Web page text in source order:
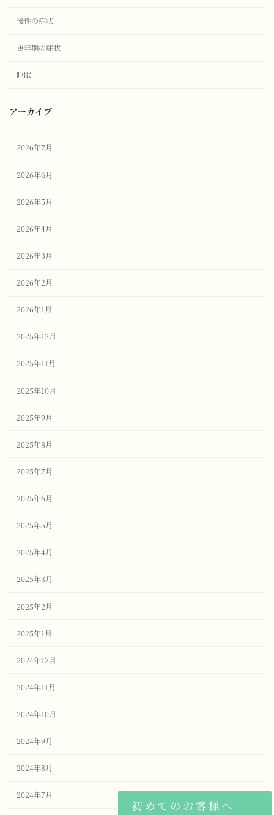
慢性の症状
更年期の症状
睡眠
アーカイブ
2026年7月
2026年6月
2026年5月
2026年4月
2026年3月
2026年2月
2026年1月
2025年12月
2025年11月
2025年10月
2025年9月
2025年8月
2025年7月
2025年6月
2025年5月
2025年4月
2025年3月
2025年2月
2025年1月
2024年12月
2024年11月
2024年10月
2024年9月
2024年8月
2024年7月
初めてのお客様へ